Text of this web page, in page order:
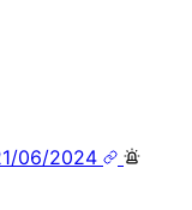
06/2024